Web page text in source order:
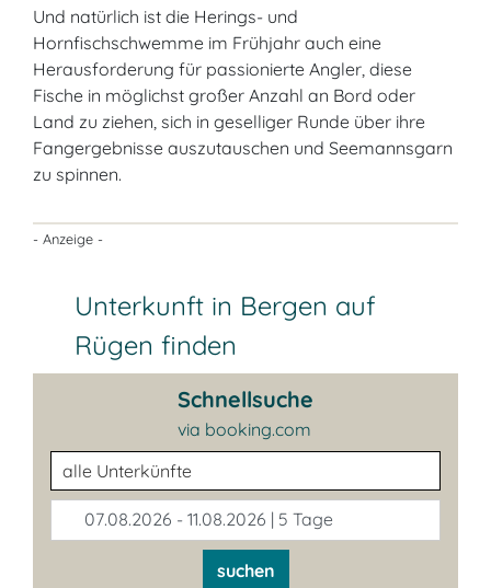
Und natürlich ist die Herings- und
Hornfischschwemme im Frühjahr auch eine
Herausforderung für passionierte Angler, diese
Fische in möglichst großer Anzahl an Bord oder
Land zu ziehen, sich in geselliger Runde über ihre
Fangergebnisse auszutauschen und Seemannsgarn
zu spinnen.
- Anzeige -
Unterkunft in Bergen auf
Rügen finden
Schnellsuche
via booking.com
Unterkunftsart
07.08.2026 - 11.08.2026 | 5 Tage
suchen